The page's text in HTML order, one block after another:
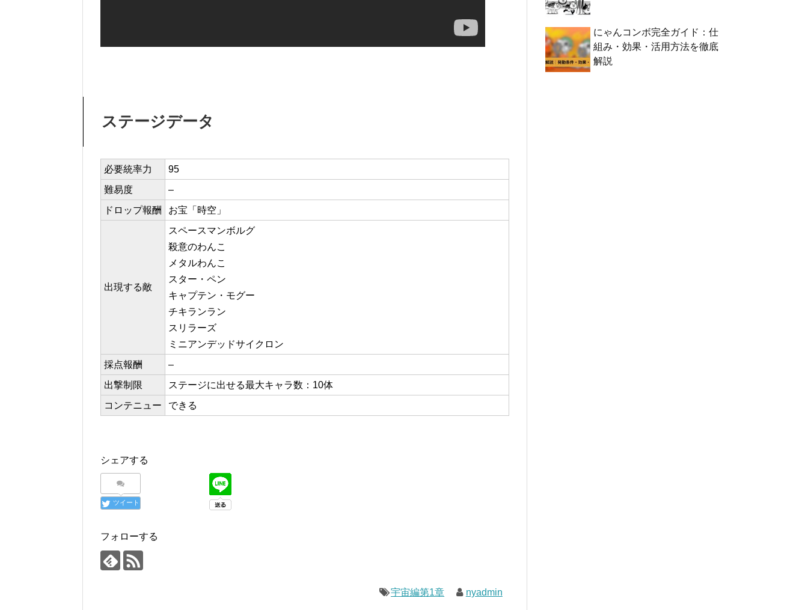
ステージデータ
必要統率力
95
難易度
–
ドロップ報酬
お宝「時空」
出現する敵
スペースマンボルグ
殺意のわんこ
メタルわんこ
スター・ペン
キャプテン・モグー
チキランラン
スリラーズ
ミニアンデッドサイクロン
採点報酬
–
出撃制限
ステージに出せる最大キャラ数：10体
コンテニュー
できる
シェアする
ツイート
フォローする
宇宙編第1章 nyadmin
にゃんコンボ完全ガイド：仕
組み・効果・活用方法を徹底
解説